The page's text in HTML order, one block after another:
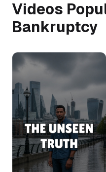
Videos
Bankruptcy